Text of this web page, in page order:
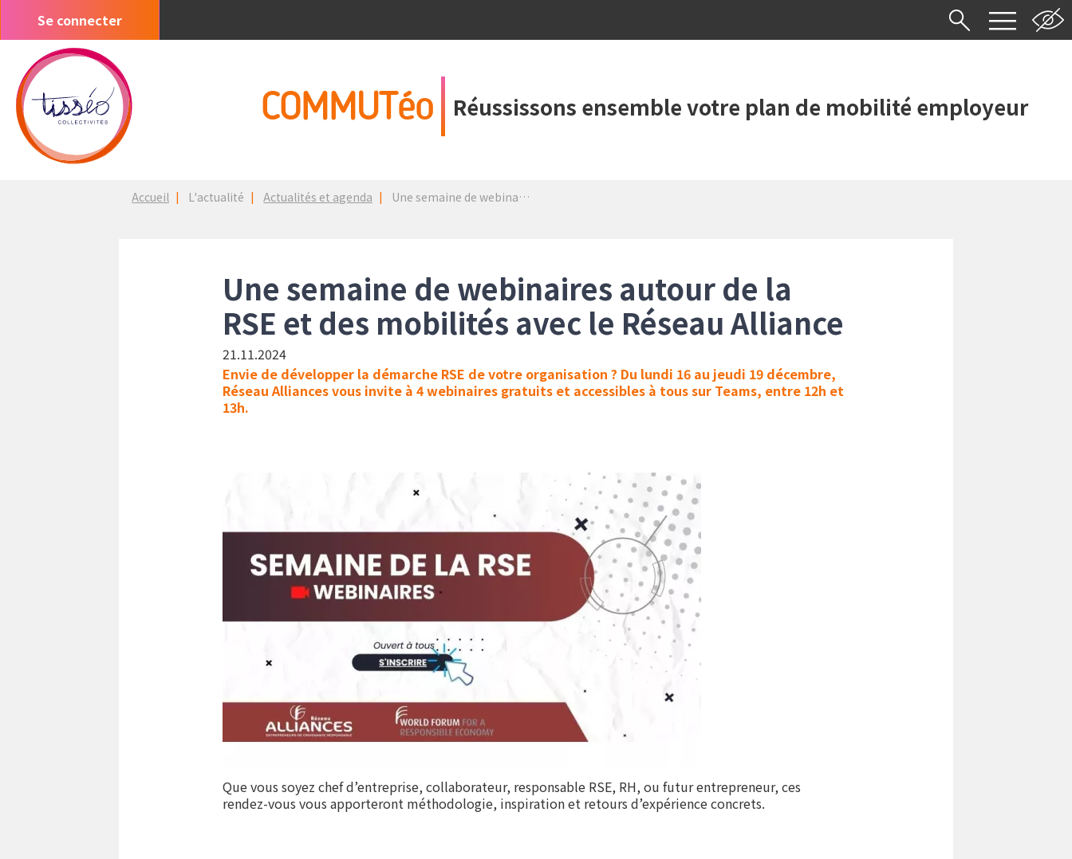
contenu
principal
Menu
compte
de
l'utilisateur
Se connecter
COMMUTéo Réussissons ensemble votre plan de mobilité employeur
Fil
Accueil L'actualité Actualités et agenda Une semaine de webinaires autour de la RSE et des mobilités avec le Réseau Alliance
Une semaine de webinaires autour de la
RSE et des mobilités avec le Réseau Alliance
21.11.2024
Envie de développer la démarche RSE de votre organisation ? Du lundi 16 au jeudi 19 décembre,
Réseau Alliances vous invite à 4 webinaires gratuits et accessibles à tous sur Teams, entre 12h et
13h.
Que vous soyez chef d’entreprise, collaborateur, responsable RSE, RH, ou futur entrepreneur, ces
rendez-vous vous apporteront méthodologie, inspiration et retours d’expérience concrets.